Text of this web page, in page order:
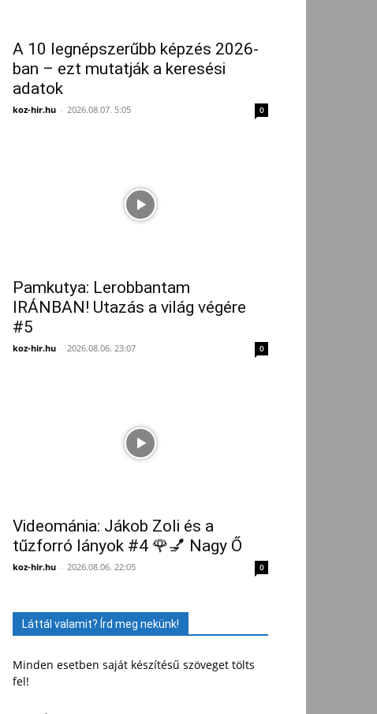
A 10 legnépszerűbb képzés 2026-
ban – ezt mutatják a keresési
adatok
koz-hir.hu - 2026.08.07. 5:05 0
Pamkutya: Lerobbantam
IRÁNBAN! Utazás a világ végére
#5
koz-hir.hu - 2026.08.06. 23:07 0
Videománia: Jákob Zoli és a
tűzforró lányok #4 🌹💅 Nagy Ő
koz-hir.hu - 2026.08.06. 22:05 0
Láttál valamit? Írd meg nekünk!
Minden esetben saját készítésű szöveget tölts
fel!